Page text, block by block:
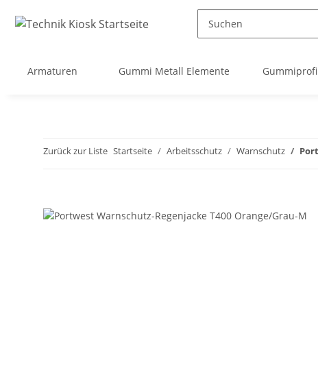
Armaturen Gummi Metall Elemente
Zurück zur Liste Startseite Arbeitsschutz Warnschutz